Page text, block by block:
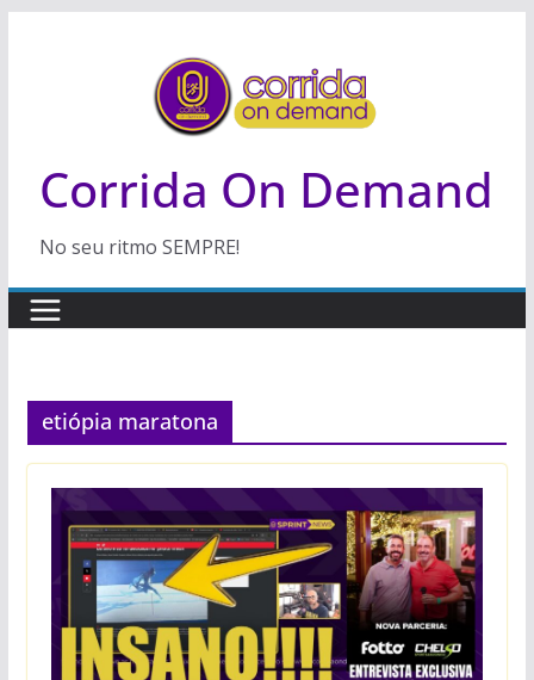
Corrida On Demand
No seu ritmo SEMPRE!
etiópia maratona